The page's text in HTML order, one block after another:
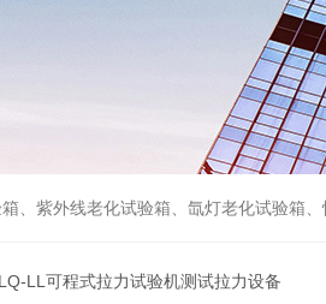
尘试验箱、步入式恒温恒湿试验室、高温老化房、真空及无尘干燥试验箱、盐水喷雾试验箱、跌落试验机
LL可程式拉力试验机测试拉力设备